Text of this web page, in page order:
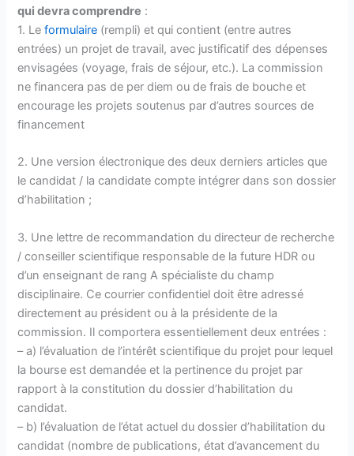
qui devra comprendre :
1. Leformulaire (rempli) et qui contient (entre autres
entrées) un projet de travail, avec justificatif des dépenses
envisagées (voyage, frais de séjour, etc.). La commission
ne financera pas de per diem ou de frais de bouche et
encourage les projets soutenus par d’autres sources de
financement
2. Une version électronique des deux derniers articles que
le candidat / la candidate compte intégrer dans son dossier
d’habilitation ;
3. Une lettre de recommandation du directeur de recherche
/ conseiller scientifique responsable de la future HDR ou
d’un enseignant de rang A spécialiste du champ
disciplinaire. Ce courrier confidentiel doit être adressé
directement au président ou à la présidente de la
commission. Il comportera essentiellement deux entrées :
– a) l’évaluation de l’intérêt scientifique du projet pour lequel
la bourse est demandée et la pertinence du projet par
rapport à la constitution du dossier d’habilitation du
candidat.
– b) l’évaluation de l’état actuel du dossier d’habilitation du
candidat (nombre de publications, état d’avancement du